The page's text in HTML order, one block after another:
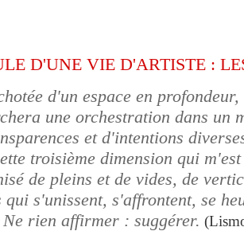
D'UNE VIE D'ARTISTE :
d'un espace en
une orchestration dans un
et d'intentions
troisième dimension qui
de pleins et de vides, de
qui s'unissent, s'affrontent, se
Ne rien affirmer : suggérer.